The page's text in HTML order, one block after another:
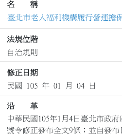
名 稱
臺北市老人福利機構履行營運擔
法規位階
自治規則
修正日期
民國 105 年 01 月 04 日
沿 革
中華民國105年1月4日臺北市政府
號令修正發布全文9條；並自發布